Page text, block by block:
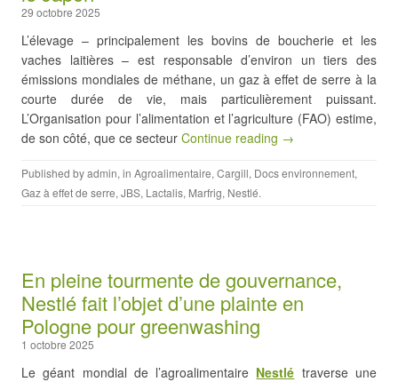
29 octobre 2025
L’élevage – principalement les bovins de boucherie et les
vaches laitières – est responsable d’environ un tiers des
émissions mondiales de méthane, un gaz à effet de serre à la
courte durée de vie, mais particulièrement puissant.
L’Organisation pour l’alimentation et l’agriculture (FAO) estime,
de son côté, que ce secteur Continue reading →
Published byadmin, in Agroalimentaire, Cargill, Docs environnement,
Gaz à effet de serre, JBS, Lactalis, Marfrig, Nestlé.
En pleine tourmente de gouvernance,
Nestlé fait l’objet d’une plainte en
Pologne pour greenwashing
1 octobre 2025
Le géant mondial de l’agroalimentaire Nestlé traverse une